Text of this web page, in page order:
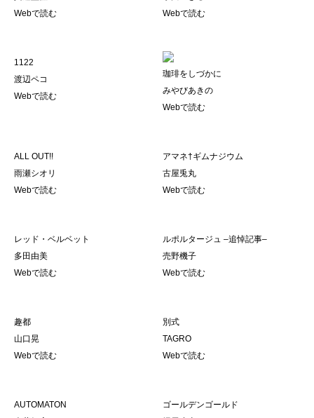
Webで読む
Webで読む
1122
渡辺ペコ
Webで読む
珈琲をしづかに
みやびあきの
Webで読む
ALL OUT!!
雨瀬シオリ
Webで読む
アマネ†ギムナジウム
古屋兎丸
Webで読む
レッド・ベルベット
多田由美
Webで読む
ルポルタージュ –追悼記事–
売野機子
Webで読む
趣都
山口晃
Webで読む
別式
TAGRO
Webで読む
AUTOMATON
ゴールデンゴールド